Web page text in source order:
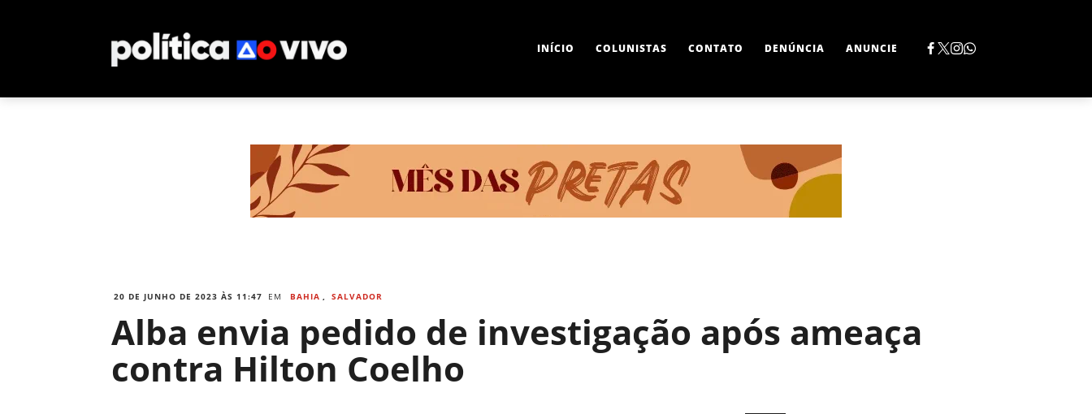
INÍCIO COLUNISTAS CONTATO DENÚNCIA ANUNCIE
20 DE JUNHO DE 2023 ÀS 11:47 EM BAHIA , SALVADOR
Alba envia pedido de investigação após ameaça
contra Hilton Coelho